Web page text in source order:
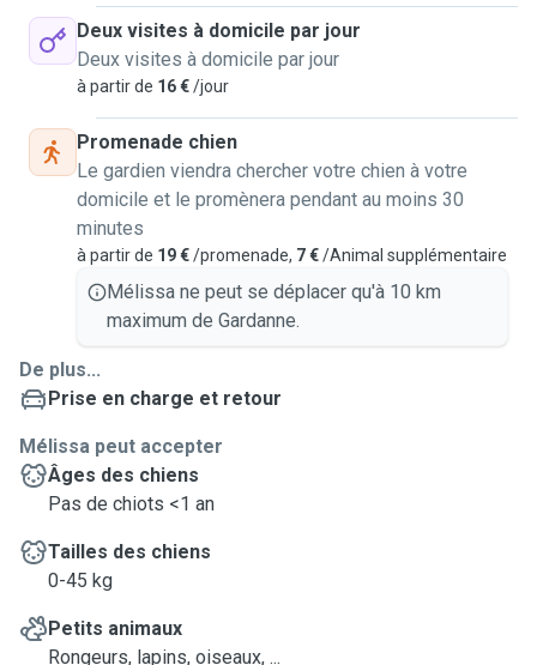
Deux visites à domicile par jour
Deux visites à domicile par jour
à partir de 16 €/jour
Promenade chien
Le gardien viendra chercher votre chien à votre
domicile et le promènera pendant au moins 30
minutes
à partir de 19 €/promenade, 7 €/Animal supplémentaire
Mélissa ne peut se déplacer qu'à 10 km
maximum de Gardanne.
De plus...
Prise en charge et retour
Mélissa peut accepter
Âges des chiens
Pas de chiots <1 an
Tailles des chiens
0-45 kg
Petits animaux
Rongeurs, lapins, oiseaux, ...